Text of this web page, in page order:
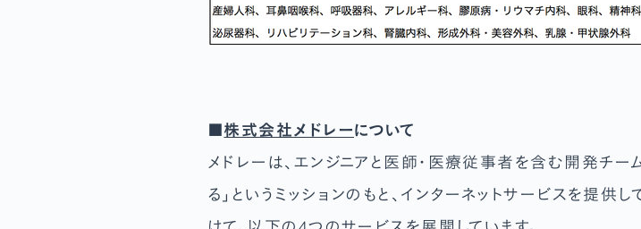
■株式会社メドレーについて
メドレーは、エンジニアと医師・医療従事者を含む開発チ
る」というミッションのもと、インターネットサービスを提供